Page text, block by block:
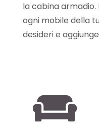
la cabina
ogni mobile della
desideri e
